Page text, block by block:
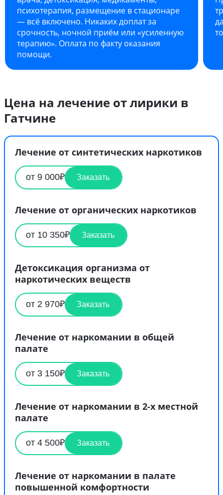
психотерапия, размещение в стационаре
— всё включено. Никаких доплат за
срочность, ночной приём или «усиленную
терапию». Оплата по факту оказания
помощи.
Цена на лечение от лирики в
Гатчине
Лечение от синтетических наркотиков
от 9 000₽ Заказать
Лечение от органических наркотиков
от 10 350₽ Заказать
Детоксикация организма от
наркотических веществ
от 2 970₽ Заказать
Лечение от наркомании в общей
палате
от 3 150₽ Заказать
Лечение от наркомании в 2-х местной
палате
от 4 500₽ Заказать
Лечение от наркомании в палате
повышенной комфортности